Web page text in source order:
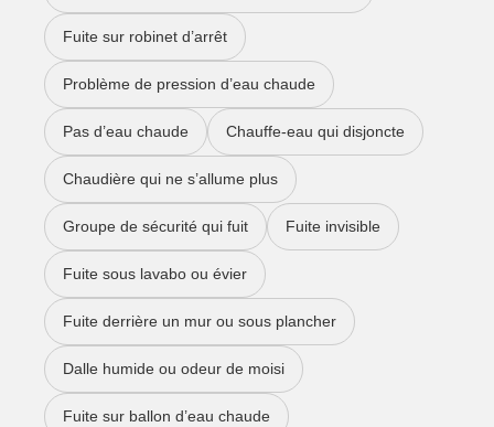
Fuite sur robinet d’arrêt
Problème de pression d’eau chaude
Pas d’eau chaude Chauffe-eau qui disjoncte
Chaudière qui ne s’allume plus
Groupe de sécurité qui fuit Fuite invisible
Fuite sous lavabo ou évier
Fuite derrière un mur ou sous plancher
Dalle humide ou odeur de moisi
Fuite sur ballon d’eau chaude